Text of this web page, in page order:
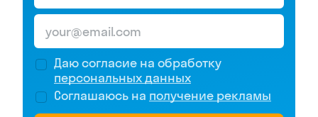
Даю согласие на обработку
персональных данных
Соглашаюсь на получение рекламы